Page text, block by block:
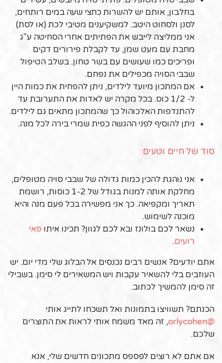
בחלבון, אותם יש להשרות כחצי שעה במים רותחים,
לסנן ולסחוט היטב. למשקיענים מטיבי לכת (או לסת)
אני ממליצה לייבש את הפתיתים אחרי הסחיטה ע"ג
מחבת עם מעט שמן, עד לקבלת פירורים דקים
ופריכים כמו שעושים עם בשר טחון. בשלב הטיפול
שבבי הסויה מכפילים את נפחם.
אם המתכון מיועד לילדים, ניתן להפחית את כמות היין
ל- 1/2 כוס. בכל מקרה יש לאדות את התערובת עד
להתנדפות האלכוהול כך שהמתכון מתאים גם לילדים.
ניתן להוסיף לפני ההגשה כפית שמרי בירה לכל מנה.
סוד של חיים וטעים:
אני נוהגת להכין כמות גדולה של שבבי סויה מטופלים,
מחלקת אותה למנות בגודל של 1-2 כוסות, רושמת
תאריך ומקפיאה. כך אני מפשירה בכל פעם מנה והיא
מוכנה לשימוש.
נשאר לכם בולונז ובא לכם לגוון? תכינו איתו פאי
רועים.
אתם יודעים? אנשים רבים נכנסים אל הבלוג שלי מדי יום. יש
העוזבים בלי להשאיר עקבות ויש המשאירים לי סימן. בשבילי
זה סימן להמשיך לכתוב.
הכנתם? תשוויצו בתמונות ואל תשכחו לתייג אותי
@orlycohen
, זה מאד משמח אותי לראות את התוצרים
שלכם.
אם אתם לא רוצים לפספס מתכונים חדשים שלי, אנא